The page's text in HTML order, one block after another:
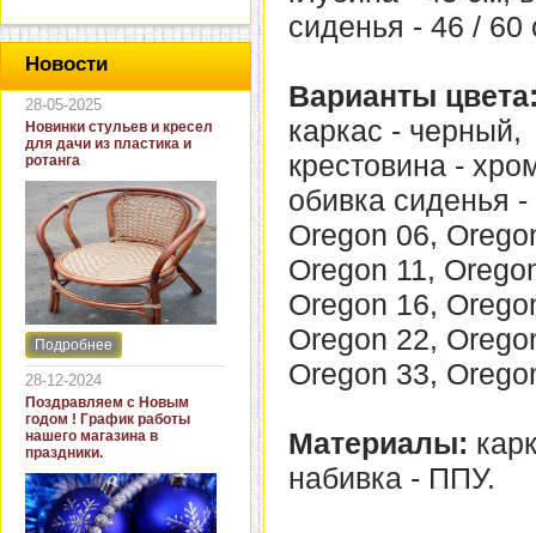
Новости
28-05-2025
Новинки стульев и кресел
для дачи из пластика и
ротанга
Интернет-магазин "Кровать
и диван" представляет
новинки стульев и кресел
для дачи. В ассортименте
представлены как
бюджетные модели из
пластика для дачи, так и
кресла для загородных
домов из натурального и
искусственного ротанга.
Подробнее
28-12-2024
Поздравляем с Новым
годом ! График работы
нашего магазина в
праздники.
сиденья - 46 / 60
Варианты
каркас - черный,
крестовина -
обивка сиденья
Oregon 06,
Oregon 11,
Oregon 16,
Oregon 22,
Oregon 33,
Материалы:
набивка - ППУ.